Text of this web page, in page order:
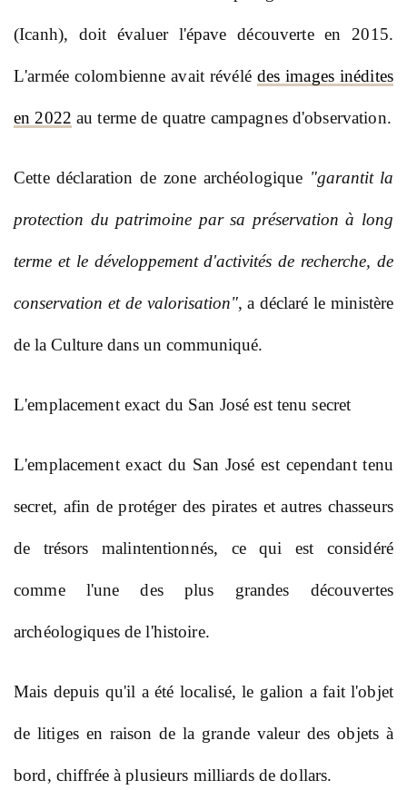
(Icanh), doit évaluer l'épave découverte en 2015.
L'armée colombienne avait révélé des images inédites
en 2022 au terme de quatre campagnes d'observation.
Cette déclaration de zone archéologique "garantit la
protection du patrimoine par sa préservation à long
terme et le développement d'activités de recherche, de
conservation et de valorisation", a déclaré le ministère
de la Culture dans un communiqué.
L'emplacement exact du San José est tenu secret
L'emplacement exact du San José est cependant tenu
secret, afin de protéger des pirates et autres chasseurs
de trésors malintentionnés, ce qui est considéré
comme l'une des plus grandes découvertes
archéologiques de l'histoire.
Mais depuis qu'il a été localisé, le galion a fait l'objet
de litiges en raison de la grande valeur des objets à
bord, chiffrée à plusieurs milliards de dollars.